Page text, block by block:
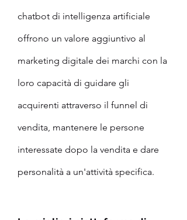
chatbot di intelligenza artificiale
offrono un valore aggiuntivo al
marketing digitale dei marchi con la
loro capacità di guidare gli
acquirenti attraverso il funnel di
vendita, mantenere le persone
interessate dopo la vendita e dare
personalità a un'attività specifica.